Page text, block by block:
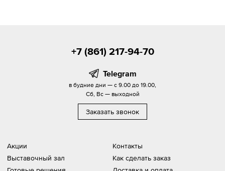
Акции
Выставочный зал
Контакты
Как сделать заказ
+7 (861) 217-94-70
Telegram
в будние дни — с 9.00 до 19.00,
Сб, Вс — выходной
Заказать звонок